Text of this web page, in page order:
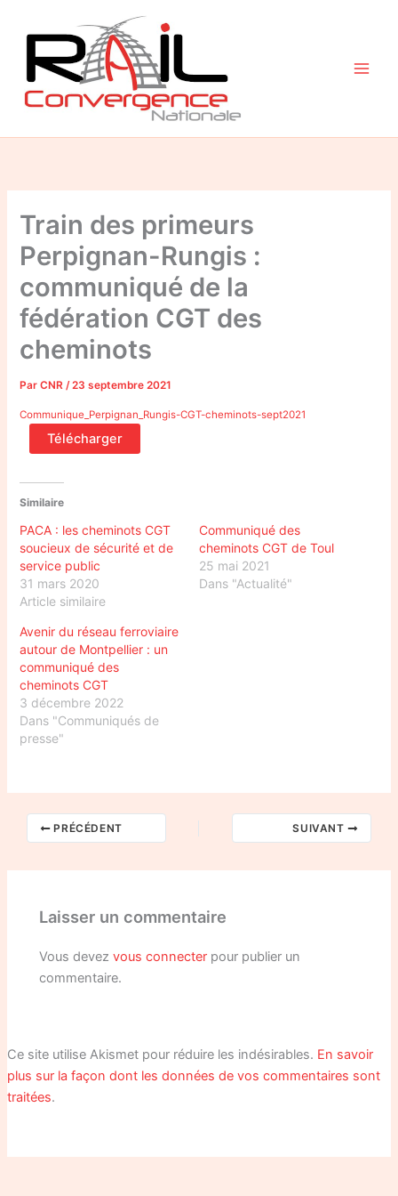
contenu
Train des primeurs
Perpignan-Rungis :
communiqué de la
fédération CGT des
cheminots
ParCNR/23 septembre 2021
Communique_Perpignan_Rungis-CGT-cheminots-sept2021
Télécharger
Similaire
PACA : les cheminots CGT
soucieux de sécurité et de
service public
31 mars 2020
Article similaire
Communiqué des
cheminots CGT de Toul
25 mai 2021
Dans "Actualité"
Avenir du réseau ferroviaire
autour de Montpellier : un
communiqué des
cheminots CGT
3 décembre 2022
Dans "Communiqués de
presse"
PRÉCÉDENT SUIVANT
Laisser un commentaire
Vous devezvous connecter pour publier un
commentaire.
Ce site utilise Akismet pour réduire les indésirables. En savoir
plus sur la façon dont les données de vos commentaires sont
traitées.